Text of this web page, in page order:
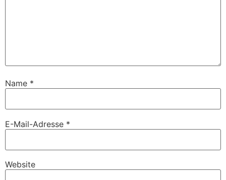
Name *
E-Mail-Adresse *
Website